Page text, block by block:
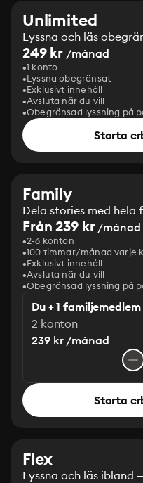
Unlimited
Lyssna och läs
249 kr /månad
1 konto
Lyssna obegränsat
Exklusivt innehåll
Avsluta när du vill
Obegränsad lyssning på
Starta
Family
Dela stories med hela
Från 239 kr/månad
2-6 konton
100 timmar/månad varje
Exklusivt innehåll
Avsluta när du vill
Obegränsad lyssning på
Du + 1 familjemedlem
2 konton
239 kr /månad
Starta
Flex
Lyssna och läs ibland